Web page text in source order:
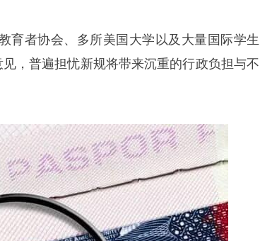
者协会、多所美国大学以及大量国际学生
，普遍担忧新规将带来沉重的行政负担与不